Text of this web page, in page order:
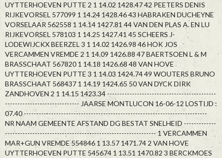
UYTTERHOEVEN PUTTE 2 1 14.02 1428.47 42 PEETERS DENIS
RIJKEVORSEL 577099 1 14.24 1428.46 43 HABRAKEN DUCHEYNE
VORSELAAR 562558 1 14.14 1427.81 44 VAN DEN PLAS A. EN LU
RIJKEVORSEL 578103 1 14.25 1427.41 45 SCHEERS J-
LODEWIJCKX BEERZEL 3 1 14.02 1426.98 46 HOK JOS
VERCAMMEN VREMDE 2 1 14.09 1426.88 47 BAERTSOEN L & M
BRASSCHAAT 567820 1 14.18 1426.68 48 VAN HOVE
UYTTERHOEVEN PUTTE 3 1 14.03 1424.74 49 WOUTERS BRUNO
BRASSCHAAT 568437 1 14.19 1424.65 50 VAN DYCK DIRK
ZANDHOVEN 2 1 14.15 1423.34 --------------------------------------------
------------------------------ JAARSE MONTLUCON 16-06-12 LOSTIJD :
07.40 --------------------------------------------------------------------------
NR NAAM GEMEENTE AFSTAND DG BESTAT SNELHEID -------------
------------------------------------------------------------- 1 VERCAMMEN
MAR+GUN VREMDE 554846 1 13.57 1471.74 2 VAN HOVE
UYTTERHOEVEN PUTTE 545674 1 13.51 1470.82 3 BERCKMOES